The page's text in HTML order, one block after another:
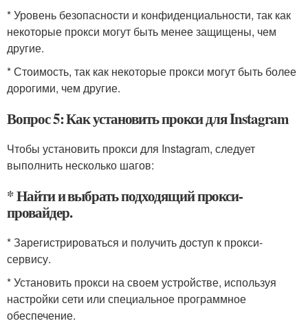
* Уровень безопасности и конфиденциальности, так как
некоторые прокси могут быть менее защищены, чем
другие.
* Стоимость, так как некоторые прокси могут быть более
дорогими, чем другие.
Вопрос 5: Как установить прокси для Instagram
Чтобы установить прокси для Instagram, следует
выполнить несколько шагов:
* Найти и выбрать подходящий прокси-
провайдер.
* Зарегистрироваться и получить доступ к прокси-
сервису.
* Установить прокси на своем устройстве, используя
настройки сети или специальное программное
обеспечение.